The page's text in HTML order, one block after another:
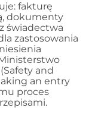
fakturę
dokumenty
świadectwa
zastosowania
and
an entry
proces